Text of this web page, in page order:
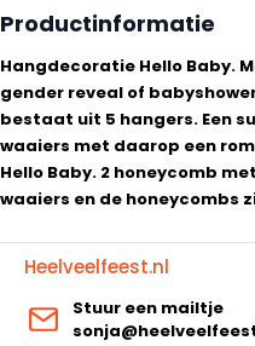
Productinformatie
Hangdecoratie Hello Baby.
gender reveal of
bestaat uit 5 hangers. Een
waaiers met daarop een
Hello Baby. 2 honeycomb
waaiers en de honeycombs
Heelveelfeest.nl
Stuur een mailtje